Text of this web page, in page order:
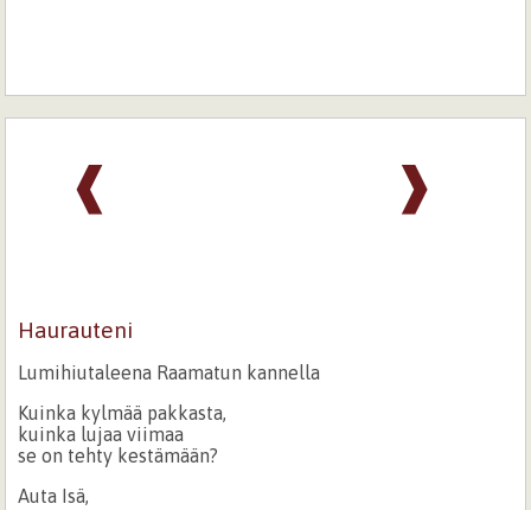
❱
❰
Haurauteni
Lumihiutaleena Raamatun kannella
Kuinka kylmää pakkasta,
kuinka lujaa viimaa
se on tehty kestämään?
Auta Isä,